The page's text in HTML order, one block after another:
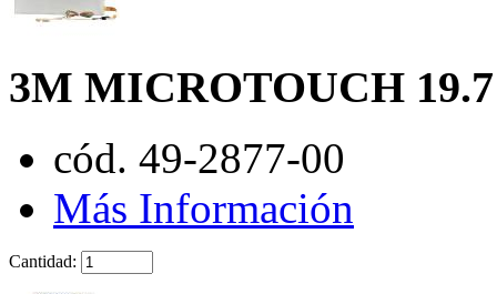
3M MICROTOUCH
cód. 49-2877-00
Más Información
Cantidad: